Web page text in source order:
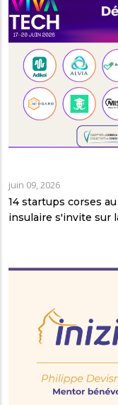
juin 09, 2026
14 startups corses
insulaire s'invite sur